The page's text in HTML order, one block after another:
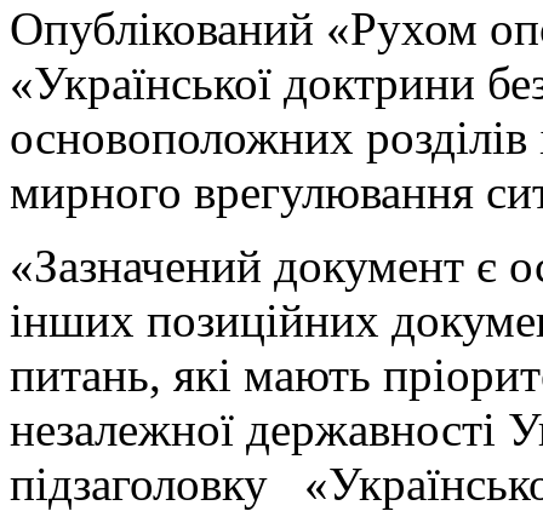
Опублікований «Рухом
«Української доктрини
основоположних розділів
мирного врегулювання
«Зазначений документ є
інших позиційних
питань, які мають
незалежної державності
підзаголовку